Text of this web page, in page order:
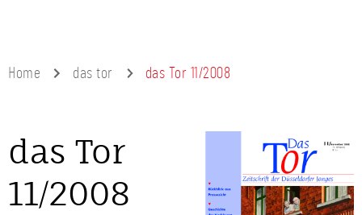
Home das tor das Tor 11/2008
das Tor
11/2008